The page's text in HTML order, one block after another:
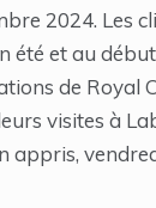
2024. Les
été et au
de Royal
visites à
appris,